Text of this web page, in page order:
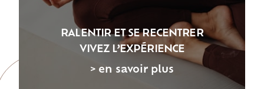
RALENTIR ET SE RECENTRER
VIVEZ L’EXPÉRIENCE
> en savoir plus